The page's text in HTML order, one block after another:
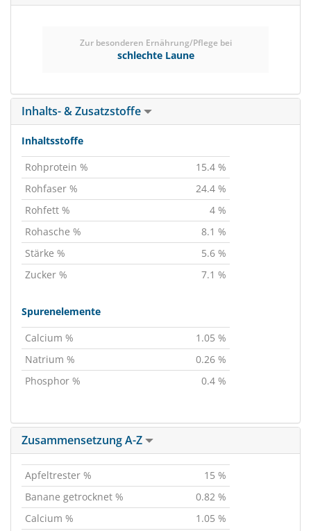
Zur besonderen Ernährung/Pflege bei
schlechte Laune
Inhalts- & Zusatzstoffe
Inhaltsstoffe
Rohprotein %
15.4 %
Rohfaser %
24.4 %
Rohfett %
4 %
Rohasche %
8.1 %
Stärke %
5.6 %
Zucker %
7.1 %
Spurenelemente
Calcium %
1.05 %
Natrium %
0.26 %
Phosphor %
0.4 %
Zusammensetzung A-Z
Apfeltrester %
15 %
Banane getrocknet %
0.82 %
Calcium %
1.05 %